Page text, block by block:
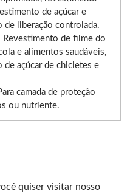
de açúcar e
de liberação controlada.
de filme do
e alimentos saudáveis,
de açúcar de chicletes e
camada de proteção
ou nutriente.
quiser visitar nosso